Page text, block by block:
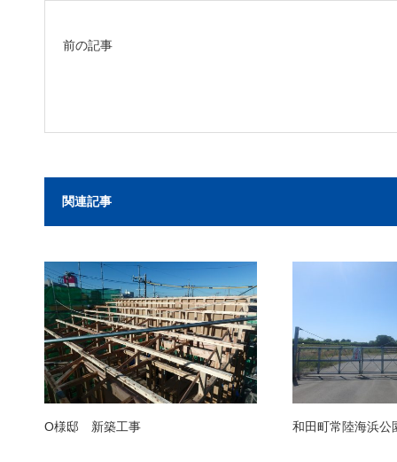
前の記事
関連記事
O様邸 新築工事 和田町常陸海浜公